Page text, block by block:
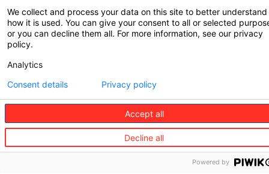
und
Werte
wir
Nachhaltigkeit
Diversität,
Fairness
&
Family
IT &
We collect and process your data on this site to better understand
how it is used. You can give your consent to all or selected
or you can decline them all. For more information, see our privacy
policy.
Analytics
Accept all
Decline all
Consent details Privacy policy
Powered by